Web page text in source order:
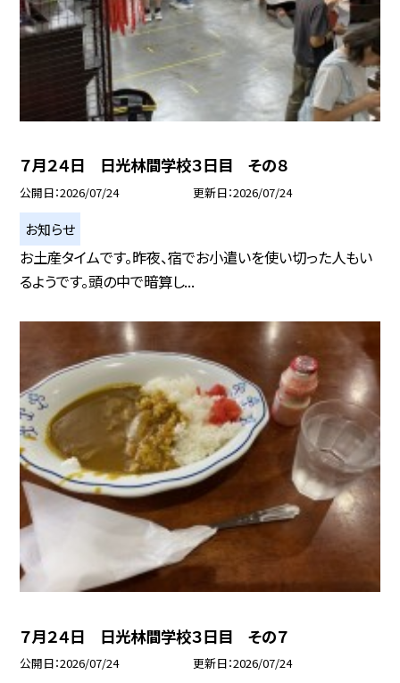
７月２４日 日光林間学校３日目 その８
公開日 2026/07/24 更新日 2026/07/24
お知らせ
お土産タイムです。昨夜、宿でお小遣いを使い切った人もい
るようです。頭の中で暗算し...
７月２４日 日光林間学校３日目 その７
公開日 2026/07/24 更新日 2026/07/24